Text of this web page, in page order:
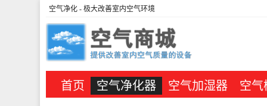
空气净化 - 极大改善室内空气环境
首页 空气净化器 空气加湿器 空气